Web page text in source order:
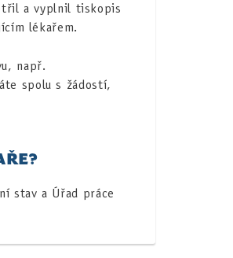
a vyplnil tiskopis
lékařem.
např.
spolu s žádostí,
stav a Úřad práce